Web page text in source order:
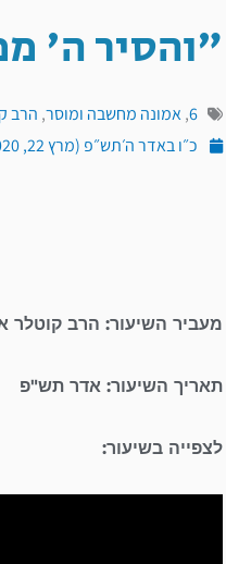
"והסיר ה'
6
,אמונה מחשבה ומוסר, הרב
כ״ו באדר ה׳תש״פ (מרץ 22, 2020)
מעביר השיעור: הרב קוטלר
תאריך השיעור: אדר תש"פ
לצפייה בשיעור: